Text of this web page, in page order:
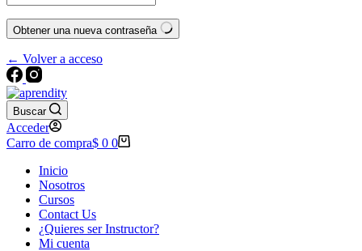
Obtener una nueva contraseña
← Volver a acceso
Buscar
Acceder
Carro de compra$ 0 0
Inicio
Nosotros
Cursos
Contact Us
¿Quieres ser Instructor?
Mi cuenta